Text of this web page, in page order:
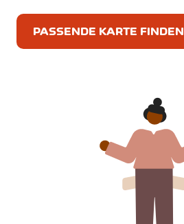
PASSENDE KARTE FINDEN